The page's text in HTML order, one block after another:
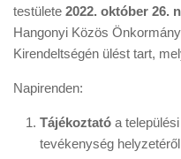
testülete 2022. október 26.
Hangonyi Közös
Kirendeltségén ülést tart,
Napirenden:
Tájékoztató a
tevékenység helyzetéről